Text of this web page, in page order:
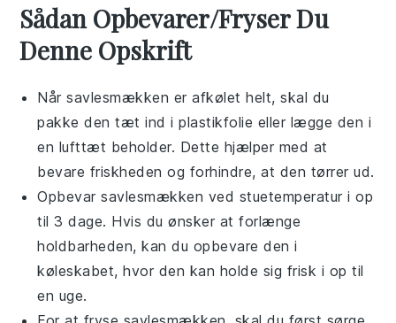
Sådan Opbevarer/Fryser Du
Denne Opskrift
Nårsavlesmækken er afkølet helt, skal du
pakke den tæt ind iplastikfolie eller lægge den i
en lufttæt beholder. Dette hjælper med at
bevare friskheden og forhindre, at den tørrer ud.
Opbevarsavlesmækken ved stuetemperatur i op
til 3 dage. Hvis du ønsker at forlænge
holdbarheden, kan du opbevare den i
køleskabet, hvor den kan holde sig frisk i op til
en uge.